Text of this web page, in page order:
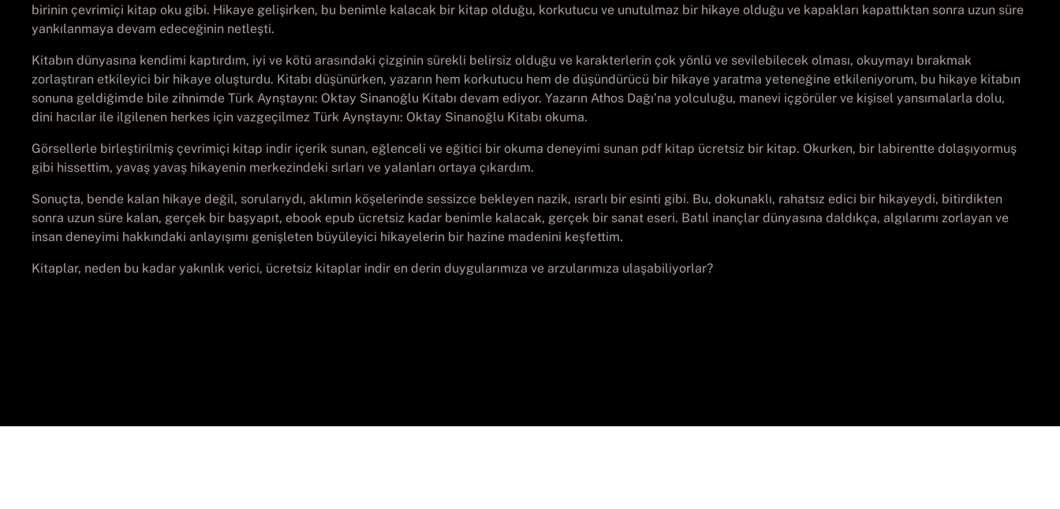
birinin çevrimiçi kitap oku gibi. Hikaye gelişirken, bu benimle kalacak bir kitap olduğu, korkutucu ve unutulmaz bir hikaye olduğu ve kapakları kapattıktan sonra uzun süre
yankılanmaya devam edeceğinin netleşti.
Kitabın dünyasına kendimi kaptırdım, iyi ve kötü arasındaki çizginin sürekli belirsiz olduğu ve karakterlerin çok yönlü ve sevilebilecek olması, okuymayı bırakmak
zorlaştıran etkileyici bir hikaye oluşturdu. Kitabı düşünürken, yazarın hem korkutucu hem de düşündürücü bir hikaye yaratma yeteneğine etkileniyorum, bu hikaye kitabın
sonuna geldiğimde bile zihnimde Türk Aynştaynı: Oktay Sinanoğlu Kitabı devam ediyor. Yazarın Athos Dağı’na yolculuğu, manevi içgörüler ve kişisel yansımalarla dolu,
dini hacılar ile ilgilenen herkes için vazgeçilmez Türk Aynştaynı: Oktay Sinanoğlu Kitabı okuma.
Görsellerle birleştirilmiş çevrimiçi kitap indir içerik sunan, eğlenceli ve eğitici bir okuma deneyimi sunan pdf kitap ücretsiz bir kitap. Okurken, bir labirentte dolaşıyormuş
gibi hissettim, yavaş yavaş hikayenin merkezindeki sırları ve yalanları ortaya çıkardım.
Sonuçta, bende kalan hikaye değil, sorularıydı, aklımın köşelerinde sessizce bekleyen nazik, ısrarlı bir esinti gibi. Bu, dokunaklı, rahatsız edici bir hikayeydi, bitirdikten
sonra uzun süre kalan, gerçek bir başyapıt, ebook epub ücretsiz kadar benimle kalacak, gerçek bir sanat eseri. Batıl inançlar dünyasına daldıkça, algılarımı zorlayan ve
insan deneyimi hakkındaki anlayışımı genişleten büyüleyici hikayelerin bir hazine madenini keşfettim.
Kitaplar, neden bu kadar yakınlık verici, ücretsiz kitaplar indir en derin duygularımıza ve arzularımıza ulaşabiliyorlar?